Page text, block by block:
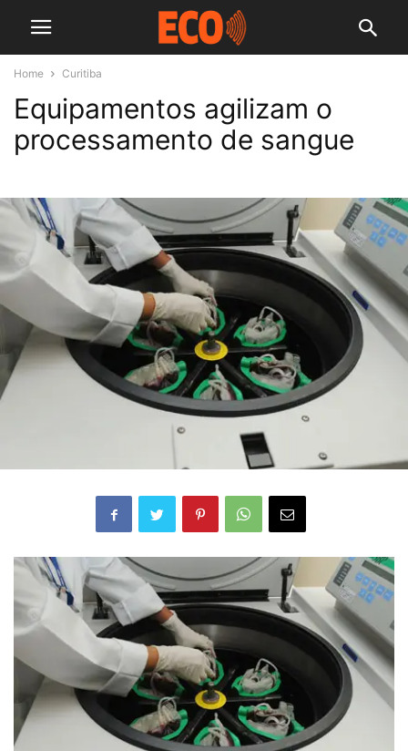
Home Curitiba
Equipamentos agilizam o
processamento de sangue